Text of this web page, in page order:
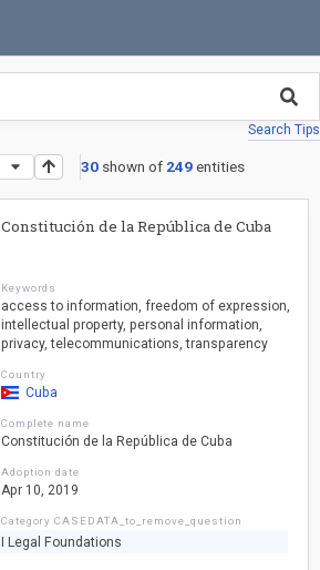
Search Tips
30 shown of 249entities
Constitución de la República de Cuba
Keywords
access to information freedom of expression
intellectual property personal information
privacy telecommunications transparency
Country
Cuba
Complete name
Constitución de la República de Cuba
Adoption date
Apr 10, 2019
Category CASEDATA_to_remove_question
I Legal Foundations